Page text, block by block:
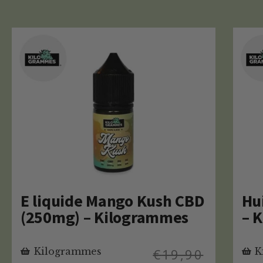
E liquide Mango Kush CBD
(250mg) – Kilogrammes
Kilogrammes
€19,90
–